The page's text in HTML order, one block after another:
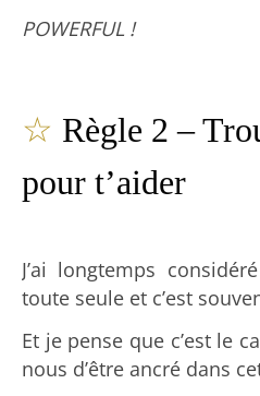
POWERFUL !
☆ Règle 2 –
pour t’aider
J’ai longtemps
toute seule et c’est
Et je pense que c’est le
nous d’être ancré dans